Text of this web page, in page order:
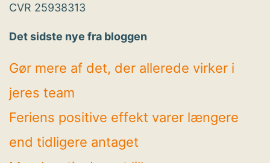
CVR 25938313
Det sidste nye fra bloggen
Gør mere af det, der allerede virker i
jeres team
Feriens positive effekt varer længere
end tidligere antaget